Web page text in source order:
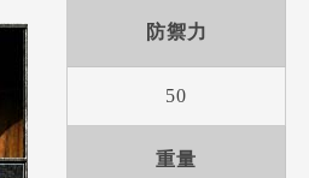
防禦力
50
重量